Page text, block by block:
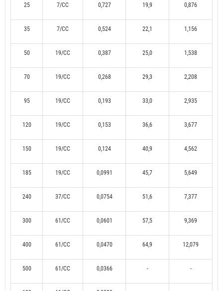
25 7/CC 0,727 19,9 0,876
35 7/CC 0,524 22,1 1,156
50 19/CC 0,387 25,0 1,538
70 19/CC 0,268 29,3 2,208
95 19/CC 0,193 33,0 2,935
120 19/CC 0,153 36,6 3,677
150 19/CC 0,124 40,9 4,562
185 19/CC 0,0991 45,7 5,649
240 37/CC 0,0754 51,6 7,377
300 61/CC 0,0601 57,5 9,369
400 61/CC 0,0470 64,9 12,079
500 61/CC 0,0366 - -